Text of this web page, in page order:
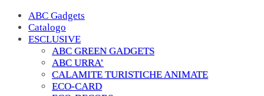
ABC Gadgets
Catalogo
ESCLUSIVE
ABC GREEN GADGETS
ABC URRA’
CALAMITE TURISTICHE ANIMATE
ECO-CARD